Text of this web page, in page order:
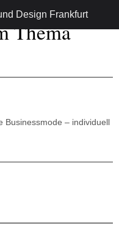
Thema
Businessmode – individuell
Design Frankfurt